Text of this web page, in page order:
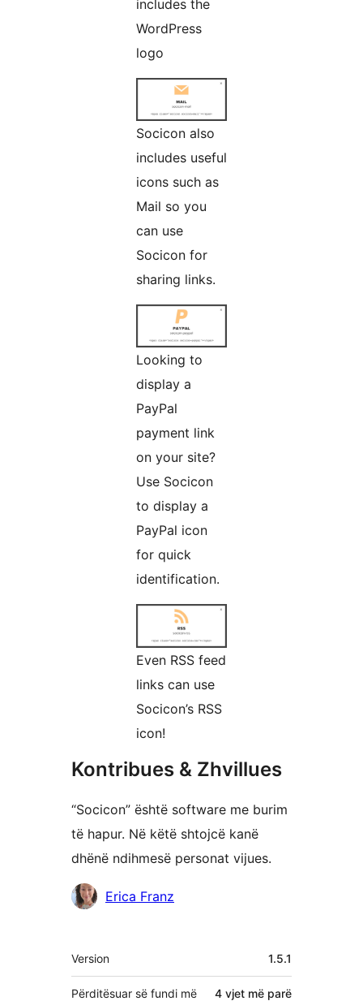
includes the
WordPress
logo
Socicon also
includes useful
icons such as
Mail so you
can use
Socicon for
sharing links.
Looking to
display a
PayPal
payment link
on your site?
Use Socicon
to display a
PayPal icon
for quick
identification.
Even RSS feed
links can use
Socicon’s RSS
icon!
Kontribues & Zhvillues
“Socicon” është software me burim
të hapur. Në këtë shtojcë kanë
dhënë ndihmesë personat vijues.
KontribuesErica Franz
Të
tjera
Version 1.5.1
Përditësuar së fundi më 4 vjet më parë